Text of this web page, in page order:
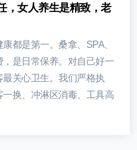
，女人养生是精致，老
都是第一。桑拿、SPA、
是日常保养。对自己好一
关心卫生。我们严格执
换、冲淋区消毒、工具高